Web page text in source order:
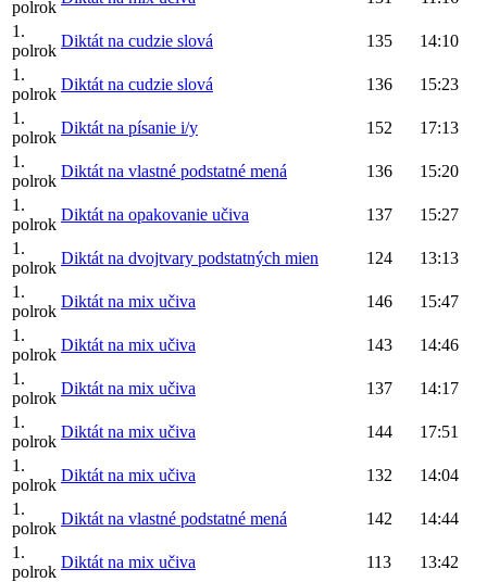
polrok
1.
polrok
Diktát na cudzie slová 135
14:10
1.
polrok
Diktát na cudzie slová 136
15:23
1.
polrok
Diktát na písanie i/y 152
17:13
1.
polrok
Diktát na vlastné podstatné mená 136
15:20
1.
polrok
Diktát na opakovanie učiva 137
15:27
1.
polrok
Diktát na dvojtvary podstatných mien 124
13:13
1.
polrok
Diktát na mix učiva 146
15:47
1.
polrok
Diktát na mix učiva 143
14:46
1.
polrok
Diktát na mix učiva 137
14:17
1.
polrok
Diktát na mix učiva 144
17:51
1.
polrok
Diktát na mix učiva 132
14:04
1.
polrok
Diktát na vlastné podstatné mená 142
14:44
1.
polrok
Diktát na mix učiva 113
13:42